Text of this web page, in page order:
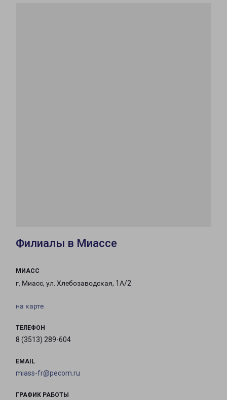
Филиалы в Миассе
МИАСС
г. Миасс, ул. Хлебозаводская, 1А/2
на карте
ТЕЛЕФОН
8 (3513) 289-604
EMAIL
miass-fr@pecom.ru
ГРАФИК РАБОТЫ